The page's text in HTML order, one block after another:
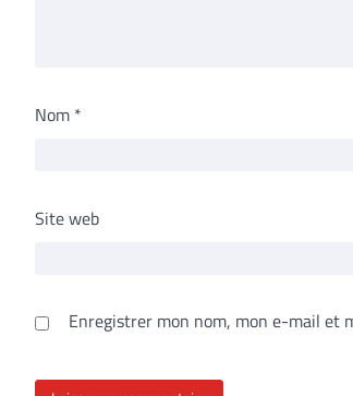
Nom *
Site web
Enregistrer mon nom, mon e-mail et